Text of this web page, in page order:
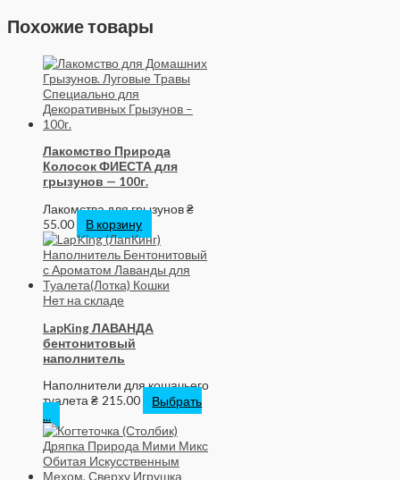
Похожие товары
Лакомство Природа
Колосок ФИЕСТА для
грызунов — 100г.
Лакомства для грызунов₴
55.00
В корзину
Нет на складе
LapKing ЛАВАНДА
бентонитовый
наполнитель
Наполнители для кошачьего
туалета₴ 215.00
Выбрать
...